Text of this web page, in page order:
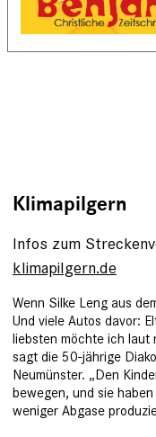
Klimapilgern
Infos zum
klimapilgern.de
Wenn Silke Leng aus
Und viele Autos davor:
liebsten möchte ich laut
sagt die 50-jährige
Neumünster. „Den
bewegen, und sie
weniger Abgase